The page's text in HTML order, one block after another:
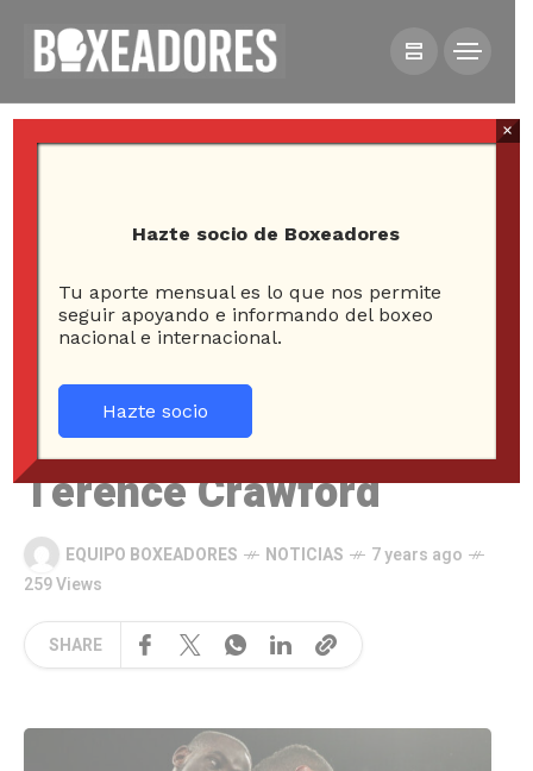
HOME
NOTICIAS
EL SABADO REGRESA TERENCE CRAWFORD
El sabado regresa
Terence Crawford
EQUIPO BOXEADORES NOTICIAS
7 years ago
259 Views
SHARE
Hazte socio de Boxeadores
Tu aporte mensual es lo que nos permite
seguir apoyando e informando del boxeo
nacional e internacional.
Hazte socio
×